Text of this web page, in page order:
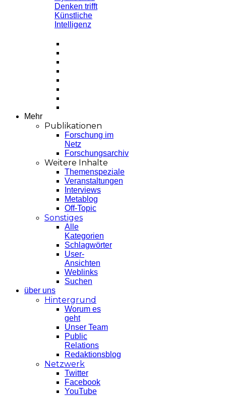
Mehr
Publikationen
Forschung im
Netz
Forschungsarchiv
Weitere Inhalte
Themenspeziale
Veranstaltungen
Interviews
Metablog
Off-Topic
Sonstiges
Alle
Kategorien
Schlagwörter
User-
Ansichten
Weblinks
Suchen
über uns
Hintergrund
Worum es
geht
Unser Team
Public
Relations
Redaktionsblog
Netzwerk
Twitter
Facebook
YouTube